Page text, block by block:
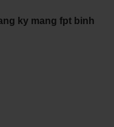
ky mang fpt binh